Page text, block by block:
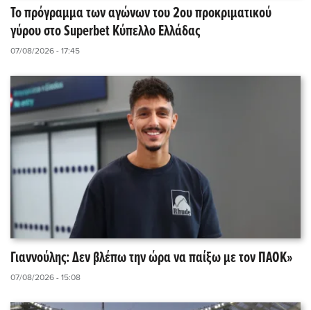
Το πρόγραμμα των αγώνων του 2ου προκριματικού
γύρου στο Superbet Κύπελλο Ελλάδας
07/08/2026 - 17:45
Γιαννούλης: Δεν βλέπω την ώρα να παίξω με τον ΠΑΟΚ»
07/08/2026 - 15:08